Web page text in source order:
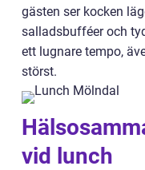
gästen ser kocken
salladsbufféer och
ett lugnare tempo,
störst.
vid lunch